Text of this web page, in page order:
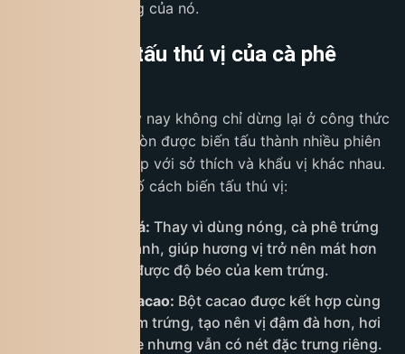
hương vị đặc trưng của nó.
Một số biến tấu thú vị của cà phê
Cà phê trứng ngày nay không chỉ dừng lại ở công thức
truyền thống mà còn được biến tấu thành nhiều phiên
bản mới lạ, phù hợp với sở thích và khẩu vị khác nhau.
Dưới đây là một số cách biến tấu thú vị:
Cà phê trứng đá: Thay vì dùng nóng, cà phê trứng
được thêm đá lạnh, giúp hương vị trở nên mát hơn
nhưng vẫn giữ được độ béo của kem trứng.
Cà phê trứng cacao: Bột cacao được kết hợp cùng
cà phê hoặc kem trứng, tạo nên vị đậm đà hơn, hơi
giống chocolate nhưng vẫn có nét đặc trưng riêng.